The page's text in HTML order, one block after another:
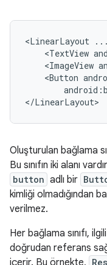
<LinearLayout ...
<TextView
<ImageView
<Button
Oluşturulan bağlama
Bu sınıfın iki alanı
button adlı bir
kimliği olmadığından
verilmez.
Her bağlama sınıfı,
doğrudan referans
içerir. Bu örnekte,